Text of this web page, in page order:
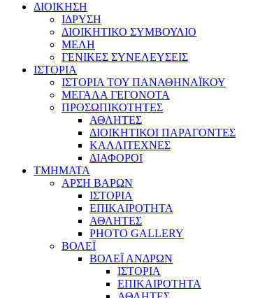
ΔΙΟΙΚΗΣΗ
ΙΔΡΥΣΗ
ΔΙΟΙΚΗΤΙΚΟ ΣΥΜΒΟΥΛΙΟ
ΜΕΛΗ
ΓΕΝΙΚΕΣ ΣΥΝΕΛΕΥΣΕΙΣ
ΙΣΤΟΡΙΑ
ΙΣΤΟΡΙΑ ΤΟΥ ΠΑΝΑΘΗΝΑΪΚΟΥ
ΜΕΓΑΛΑ ΓΕΓΟΝΟΤΑ
ΠΡΟΣΩΠΙΚΟΤΗΤΕΣ
ΑΘΛΗΤΕΣ
ΔΙΟΙΚΗΤΙΚΟΙ ΠΑΡΑΓΟΝΤΕΣ
ΚΑΛΛΙΤΕΧΝΕΣ
ΔΙΑΦΟΡΟΙ
ΤΜΗΜΑΤΑ
ΑΡΣΗ ΒΑΡΩΝ
ΙΣΤΟΡΙΑ
ΕΠΙΚΑΙΡΟΤΗΤΑ
ΑΘΛΗΤΕΣ
PHOTO GALLERY
ΒΟΛΕΪ
ΒΟΛΕΪ ΑΝΔΡΩΝ
ΙΣΤΟΡΙΑ
ΕΠΙΚΑΙΡΟΤΗΤΑ